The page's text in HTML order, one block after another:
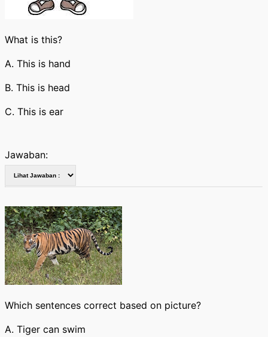
What is this?
A. This is hand
B. This is head
C. This is ear
Jawaban:
Which sentences correct based on picture?
A. Tiger can swim